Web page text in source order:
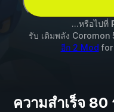
...หรือไปที่
รับ เติมพลัง
อีก 2 Mod for
ความสำเร็จ 80